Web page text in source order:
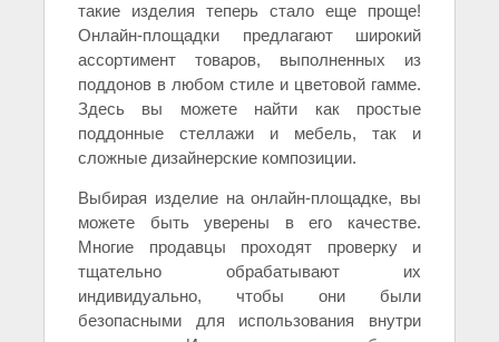
такие изделия теперь стало еще проще!
Онлайн-площадки предлагают широкий
ассортимент товаров, выполненных из
поддонов в любом стиле и цветовой гамме.
Здесь вы можете найти как простые
поддонные стеллажи и мебель, так и
сложные дизайнерские композиции.
Выбирая изделие на онлайн-площадке, вы
можете быть уверены в его качестве.
Многие продавцы проходят проверку и
тщательно обрабатывают их
индивидуально, чтобы они были
безопасными для использования внутри